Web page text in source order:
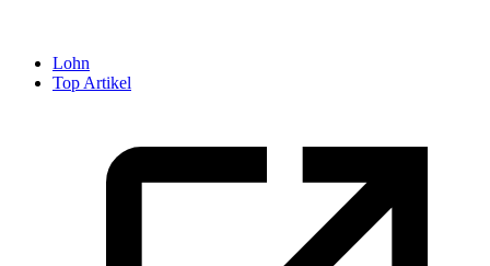
Lohn
Top Artikel